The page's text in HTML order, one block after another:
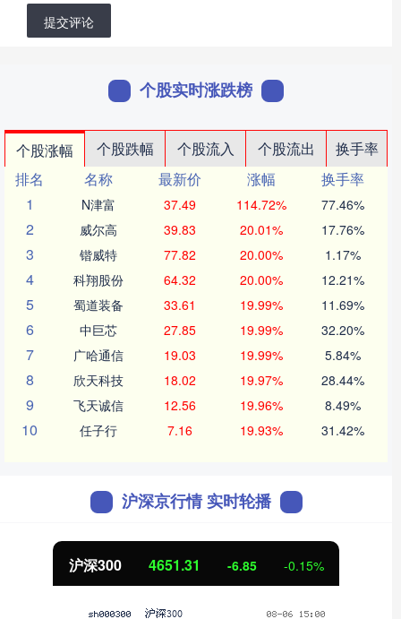
提交评论
个股实时涨跌榜
个股涨幅 个股跌幅 个股流入 个股流出
换手率
排名
名称 最新价 涨幅
换手率
1
N津富 37.49 114.72% 77.46%
2 威尔高 39.83 20.01% 17.76%
3 锴威特 77.82 20.00% 1.17%
4 科翔股份 64.32 20.00% 12.21%
5 蜀道装备 33.61 19.99% 11.69%
6 中巨芯 27.85 19.99% 32.20%
7 广哈通信 19.03 19.99% 5.84%
8 欣天科技 18.02 19.97% 28.44%
9 飞天诚信 12.56 19.96% 8.49%
10 任子行 7.16 19.93% 31.42%
沪深京行情 实时轮播
北证50 1122.88 3.42 0.30%